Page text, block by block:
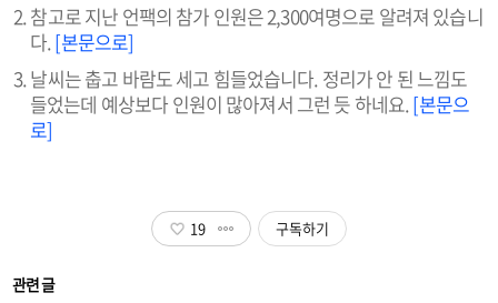
참고로 지난 언팩의 참가 인원은 2,300여명으로 알려져 있습니
다. [본문으로]
날씨는 춥고 바람도 세고 힘들었습니다. 정리가 안 된 느낌도
들었는데 예상보다 인원이 많아져서 그런 듯 하네요. [본문으
로]
19 구독하기